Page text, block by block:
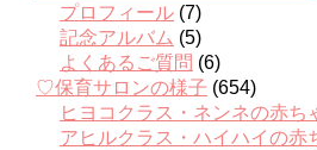
プロフィール (7)
記念アルバム (5)
よくあるご質問 (6)
♡保育サロンの様子 (654)
ヒヨコクラス・ネンネの赤ち
アヒルクラス・ハイハイの赤